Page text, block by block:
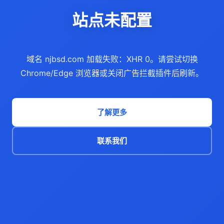
站点未配置
域名 njbsd.com 加载失败：XHR 0。请尝试切换
Chrome/Edge 浏览器或关闭广告拦截插件后刷新。
了解更多
联系我们